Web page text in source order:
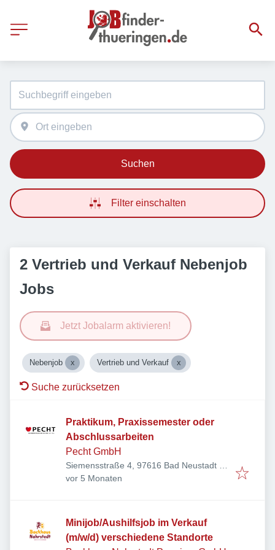
Suchen
Filter einschalten
2 Vertrieb und Verkauf Nebenjob
Jobs
Jetzt Jobalarm aktivieren!
Nebenjob Vertrieb und Verkauf
Suche zurücksetzen
Praktikum, Praxissemester oder
Abschlussarbeiten
Pecht GmbH
Siemensstraße 4, 97616 Bad Neustadt an
der Saale, Deutschland
Veröffentlicht:
vor 5 Monaten
Minijob/Aushilfsjob im Verkauf
(m/w/d) verschiedene Standorte